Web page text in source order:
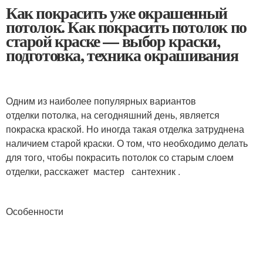
Как покрасить уже окрашенный
потолок. Как покрасить потолок по
старой краске — выбор краски,
подготовка, техника окрашивания
Одним из наиболее популярных вариантов
отделки потолка, на сегодняшний день, является
покраска краской. Но иногда такая отделка затруднена
наличием старой краски. О том, что необходимо делать
для того, чтобы покрасить потолок со старым слоем
отделки, расскажет мастер сантехник .
Особенности